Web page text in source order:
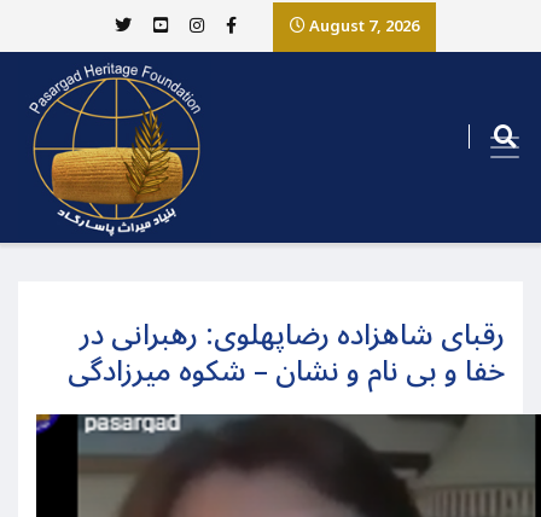
August 7, 2026
رقبای شاهزاده رضاپهلوی: رهبرانی در
خفا و بی نام و نشان – شکوه میرزادگی